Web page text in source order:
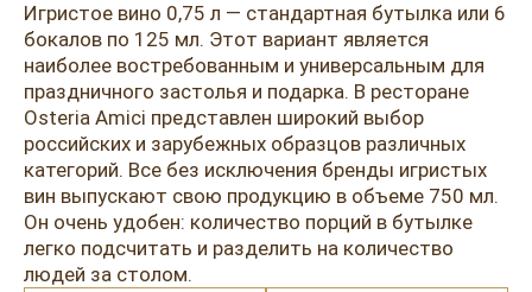
Кофе
Игристое вино
Портвейн
Херес
Красные вина
Белые вина
Арманьяк
Текила
Мескаль
Кальвадос
Джин
Игристое вино 0,75 л — стандартная бутылка или 6
бокалов по 125 мл. Этот вариант является
наиболее востребованным и универсальным для
праздничного застолья и подарка. В ресторане
Osteria Amici представлен широкий выбор
российских и зарубежных образцов различных
категорий. Все без исключения бренды игристых
вин выпускают свою продукцию в объеме 750 мл.
Он очень удобен: количество порций в бутылке
легко подсчитать и разделить на количество
людей за столом.